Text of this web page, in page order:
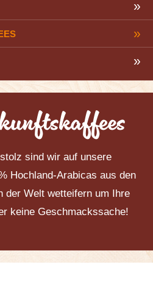
sind wir auf unsere
Hochland-Arabicas aus den
der Welt wetteifern um Ihre
keine Geschmackssache!